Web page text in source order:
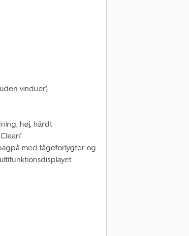
vinduer)
høj, hårdt
med tågeforlygter og